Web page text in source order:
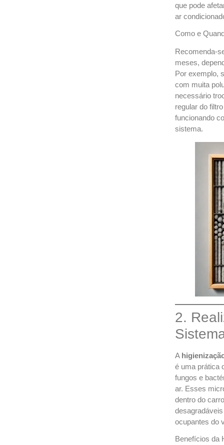
que pode
ar
Como e
Recomenda-
meses,
Por exemplo,
com muita
necessário
regular do
funcionando
sistema.
2.
A
é uma prática
fungos e
ar. Esses
dentro do
ocupantes do
Benefícios da